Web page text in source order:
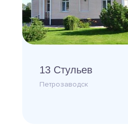
13 Стульев
Петрозаводск